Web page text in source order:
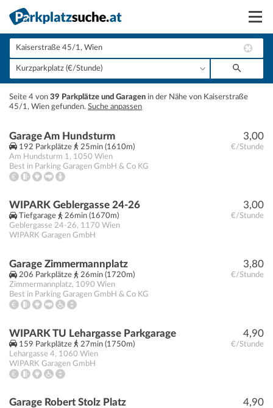
Suchen
Vermieten
Anmelden
Seite 4 von 39 Parkplätze und Garagen in der Nähe von Kaiserstraße
45/1, Wien gefunden. Suche anpassen
3,00
€/Stunde
Garage Am Hundsturm
192 Parkplätze
25min (1610m)
Am Hundsturm 1, 1050 Wien
Best in Parking Garagen GmbH & Co KG
3,00
€/Stunde
WIPARK Geblergasse 24-26
Tiefgarage
26min (1670m)
Geblergasse 24-26, 1170 Wien
WIPARK Garagen GmbH
3,80
€/Stunde
Garage Zimmermannplatz
206 Parkplätze
26min (1720m)
Zimmermannplatz, 1090 Wien
Best in Parking Garagen GmbH & Co KG
4,90
€/Stunde
WIPARK TU Lehargasse Parkgarage
159 Parkplätze
27min (1750m)
Lehargasse 4, 1060 Wien
WIPARK Garagen GmbH
4,90
Garage Robert Stolz Platz
+